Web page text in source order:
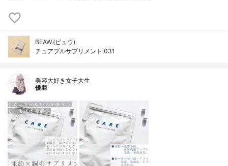
BEAW.(ビュウ)
チュアブルサプリメント 031
美容大好き女子大生
優亜